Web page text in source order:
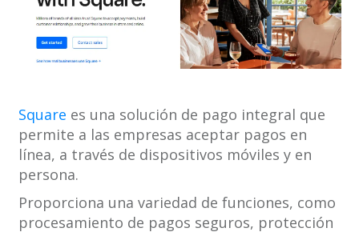
Square es una solución de pago integral que
permite a las empresas aceptar pagos en
línea, a través de dispositivos móviles y en
persona.
Proporciona una variedad de funciones, como
procesamiento de pagos seguros, protección